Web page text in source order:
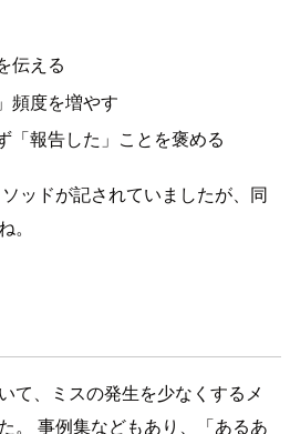
伝える
頻度を増やす
「報告した」ことを褒める
ッドが記されていましたが、同
て、ミスの発生を少なくするメ
。 事例集などもあり、「あるあ